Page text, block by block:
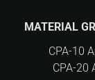
MATERIAL
CPA-10
CPA-20